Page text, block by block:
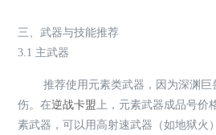
三、武器与技能推荐
3.1 主武器
推荐使用元素类武器，因为深渊巨
伤。在逆战卡盟上，元素武器成品号价
素武器，可以用高射速武器（如地狱火